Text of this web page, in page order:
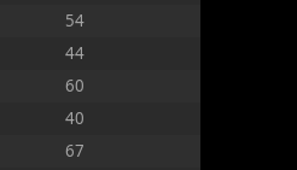
54
44
60
40
67